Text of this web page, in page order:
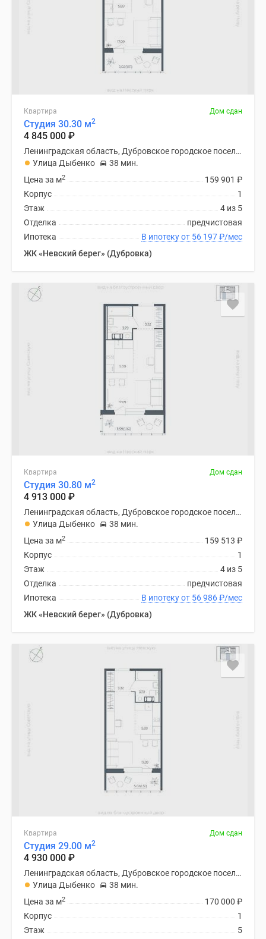
Квартира Дом сдан
Студия 30.30 м2
4 845 000 ₽
Ленинградская область, Дубровское городское поселение
Улица Дыбенко
38 мин.
159 901 ₽
Цена за м2
1
Корпус
4 из 5
Этаж
предчистовая
Отделка
В ипотеку от 56 197₽/мес
Ипотека
ЖК «Невский берег» (Дубровка)
Квартира Дом сдан
Студия 30.80 м2
4 913 000 ₽
Ленинградская область, Дубровское городское поселение
Улица Дыбенко
38 мин.
159 513 ₽
Цена за м2
1
Корпус
4 из 5
Этаж
предчистовая
Отделка
В ипотеку от 56 986₽/мес
Ипотека
ЖК «Невский берег» (Дубровка)
Квартира Дом сдан
Студия 29.00 м2
4 930 000 ₽
Ленинградская область, Дубровское городское поселение
Улица Дыбенко
38 мин.
170 000 ₽
Цена за м2
1
Корпус
5
Этаж